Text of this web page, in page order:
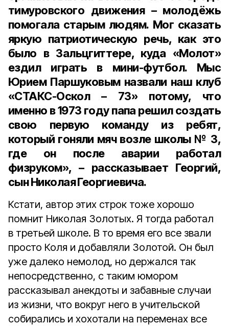
тимуровского движения – молодёжь
помогала старым людям. Мог сказать
яркую патриотическую речь, как это
было в Зальцгиттере, куда «Молот»
ездил играть в мини-футбол. Мыс
Юрием Паршуковым назвали наш клуб
«СТАКС-Оскол – 73» потому, что
именно в 1973 году папа решил создать
свою первую команду из ребят,
который гоняли мяч возле школы № 3,
где он после аварии работал
физруком», – рассказывает Георгий,
сын Николая Георгиевича.
Кстати, автор этих строк тоже хорошо
помнит Николая Золотых. Я тогда работал
в третьей школе. В то время его все звали
просто Коля и добавляли Золотой. Он был
уже далеко немолод, но держался так
непосредственно, с таким юмором
рассказывал анекдоты и забавные случаи
из жизни, что вокруг него в учительской
собирались и хохотали на переменах все